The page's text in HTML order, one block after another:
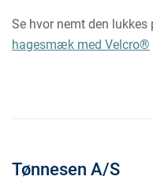
Se hvor nemt den lukkes
hagesmæk med Velcro®
Tønnesen A/S